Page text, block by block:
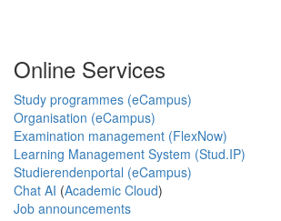
Online Services
Study programmes (eCampus)
Organisation (eCampus)
Examination management (FlexNow)
Learning Management System (Stud.IP)
Studierendenportal (eCampus)
Chat AI (Academic Cloud)
Job announcements